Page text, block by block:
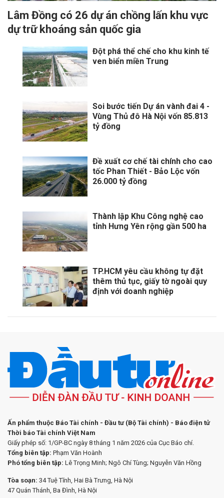
Lâm Đồng có 26 dự án chồng lấn khu vực
dự trữ khoáng sản quốc gia
Đột phá thể chế cho khu kinh tế
ven biển miền Trung
Soi bước tiến Dự án vành đai 4 -
Vùng Thủ đô Hà Nội vốn 85.813
tỷ đồng
Đề xuất cơ chế tài chính cho cao
tốc Phan Thiết - Bảo Lộc vốn
26.000 tỷ đồng
Thành lập Khu Công nghệ cao
tỉnh Hưng Yên rộng gần 500 ha
TP.HCM yêu cầu không tự đặt
thêm thủ tục, giấy tờ ngoài quy
định với doanh nghiệp
Ấn phẩm thuộc Báo Tài chính - Đầu tư (Bộ Tài chính) - Báo điện tử
Thời báo Tài chính Việt Nam
Giấy phép số: 1/GP-BC ngày 8 tháng 1 năm 2026 của Cục Báo chí.
Tổng biên tập: Phạm Văn Hoành
Phó tổng biên tập: Lê Trọng Minh; Ngô Chí Tùng; Nguyễn Văn Hồng
Tòa soạn: 34 Tuệ Tĩnh, Hai Bà Trưng, Hà Nội
47 Quán Thánh, Ba Đình, Hà Nội